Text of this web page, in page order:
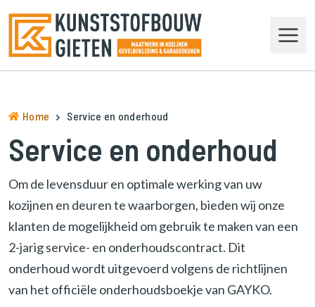
r
d
h
m
e
p
a
g
e
n
v
i
Home Service en onderhoud
Service en onderhoud
Om de levensduur en optimale werking van uw
kozijnen en deuren te waarborgen, bieden wij onze
klanten de mogelijkheid om gebruik te maken van een
2-jarig service- en onderhoudscontract. Dit
onderhoud wordt uitgevoerd volgens de richtlijnen
van het officiële onderhoudsboekje van GAYKO.